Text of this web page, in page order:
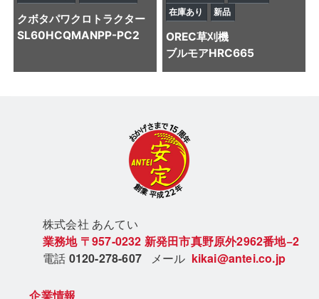
クボタパワクロトラクター
SL60HCQMANPP-PC2
在庫あり
新品
OREC草刈機
ブルモアHRC665
株式会社 あんてい
業務地 〒957-0232 新発田市真野原外2962番地−2
電話 0120-278-607 メール kikai@antei.co.jp
企業情報